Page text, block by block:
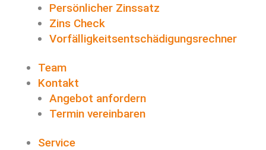
Persönlicher Zinssatz
Zins Check
Vorfälligkeitsentschädigungsrechner
Team
Kontakt
Angebot anfordern
Termin vereinbaren
Service